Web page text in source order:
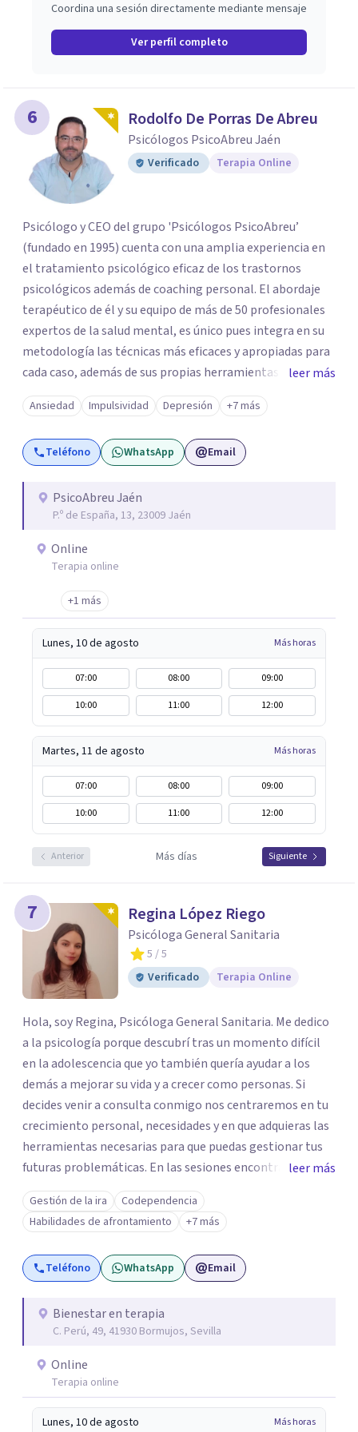
Coordina una sesión directamente mediante mensaje
Ver perfil completo
6 Rodolfo De Porras De Abreu
Psicólogos PsicoAbreu Jaén
Verificado Terapia Online
Psicólogo y CEO del grupo 'Psicólogos PsicoAbreu’
(fundado en 1995) cuenta con una amplia experiencia en
el tratamiento psicológico eficaz de los trastornos
psicológicos además de coaching personal. El abordaje
terapéutico de él y su equipo de más de 50 profesionales
expertos de la salud mental, es único pues integra en su
metodología las técnicas más eficaces y apropiadas para
cada caso, además de sus propias herramientas y técnicas
psicológicas que le hacen un equipo de profesionales
único en su campo. Rodolfo de Porras hace énfasis en la
importancia de trabajar no solo el síntoma que trae a la
persona a consulta sino tratar la raíz del problema para
repetirse en el futuro.
leer más
Ansiedad Impulsividad Depresión +7 más
Teléfono WhatsApp Email
PsicoAbreu Jaén
P.º de España, 13, 23009 Jaén
Online
Terapia online
+1 más
Lunes, 10 de agosto Más horas
07:00 08:00
09:00
10:00
11:00 12:00
Martes, 11 de agosto Más horas
07:00 08:00
09:00
10:00
11:00 12:00
Anterior Más días Siguiente
7 Regina López Riego
Psicóloga General Sanitaria
5 / 5
Verificado
Terapia Online
Hola, soy Regina, Psicóloga General Sanitaria. Me dedico
a la psicología porque descubrí tras un momento difícil
en la adolescencia que yo también quería ayudar a los
demás a mejorar su vida y a crecer como personas. Si
decides venir a consulta conmigo nos centraremos en tu
crecimiento personal, necesidades y en que adquieras las
herramientas necesarias para que puedas gestionar tus
futuras problemáticas. En las sesiones encontrarás un
lugar donde abrirte y expresarte sin juicios, donde
explorar tus emociones, conocerte, solucionar tus
heridas y trabajar en tu crecimiento. personal
leer más
Gestión de la ira
Codependencia
Habilidades de afrontamiento
+7 más
Teléfono WhatsApp Email
Bienestar en terapia
C. Perú, 49, 41930 Bormujos, Sevilla
Online
Terapia online
Lunes, 10 de agosto Más horas